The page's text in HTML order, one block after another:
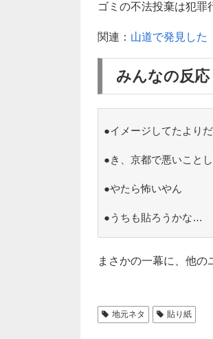
ゴミの不法投棄は犯
関連： 山道で発見した
みんなの反応
●イメージしてたより
●き、京都で悪いこと
●やたら怖いやん
●うちも貼ろうかな…
まさかの一幕に、他の
地元ネタ 貼り紙